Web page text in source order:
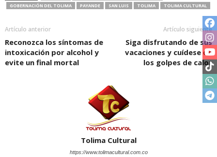
GOBERNACIÓN DEL TOLIMA
PAYANDE SAN LUIS TOLIMA TOLIMA CULTURAL
Artículo anterior
Reconozca los síntomas de
intoxicación por alcohol y
evite un final mortal
Artículo siguiente
Siga disfrutando de sus
vacaciones y cuídese de
los golpes de calor
Tolima Cultural
https://www.tolimacultural.com.co